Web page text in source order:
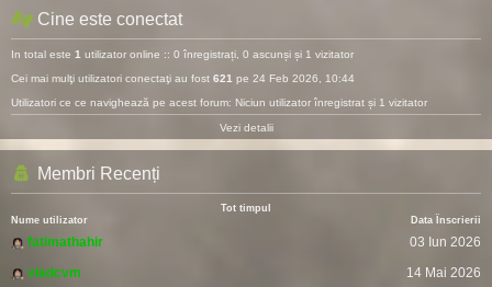
Cine este conectat
In total este 1 utilizator online :: 0 înregistrați, 0 ascunși și 1 vizitator
Cei mai mulţi utilizatori conectaţi au fost 621 pe 24 Feb 2026, 10:44
Utilizatori ce ce navighează pe acest forum: Niciun utilizator înregistrat și 1 vizitator
Vezi detalii
Membri Recenți
Tot timpul
Nume utilizator
Data Înscrierii
fatimathahir
03 Iun 2026
vladcvm
14 Mai 2026